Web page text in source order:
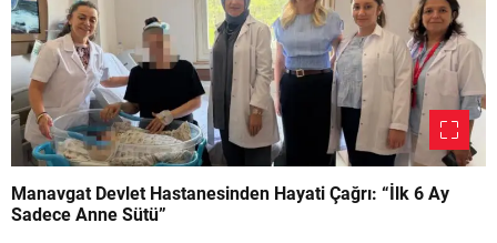
Manavgat Devlet Hastanesinden Hayati Çağrı: “İlk 6 Ay
Sadece Anne Sütü”